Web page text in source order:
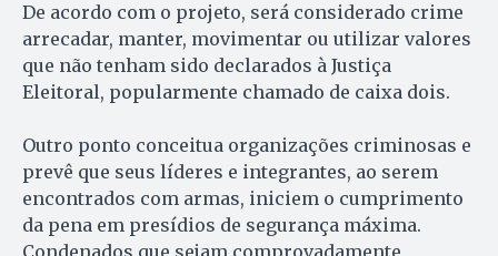
De acordo com o projeto, será considerado crime
arrecadar, manter, movimentar ou utilizar valores
que não tenham sido declarados à Justiça
Eleitoral, popularmente chamado de caixa dois.
Outro ponto conceitua organizações criminosas e
prevê que seus líderes e integrantes, ao serem
encontrados com armas, iniciem o cumprimento
da pena em presídios de segurança máxima.